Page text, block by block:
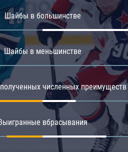
Юлаев
Шайбы в большинстве
Шайбы в меньшинстве
численных преимуществ
вбрасывания